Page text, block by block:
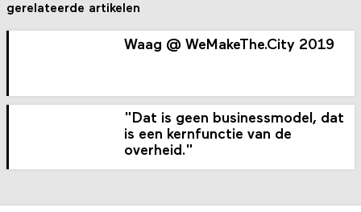
gerelateerde artikelen
Waag @ WeMakeThe.City 2019
"Dat is geen businessmodel, dat
is een kernfunctie van de
overheid."